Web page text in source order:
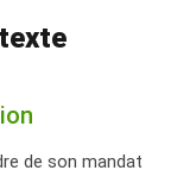
de son mandat